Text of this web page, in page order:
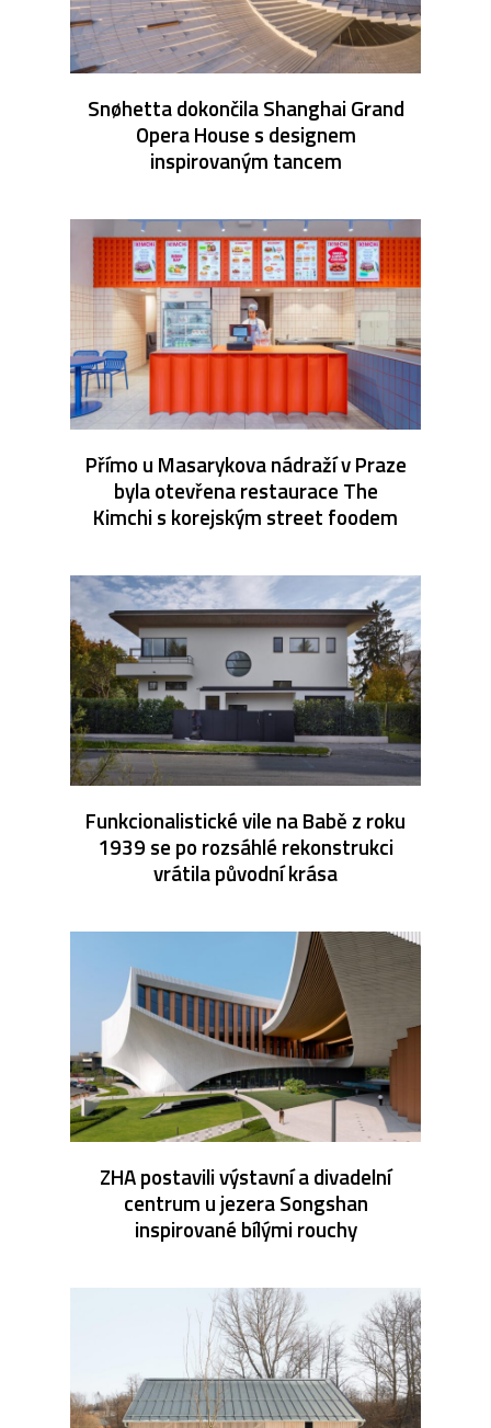
Snøhetta dokončila Shanghai Grand
Opera House s designem
inspirovaným tancem
Přímo u Masarykova nádraží v Praze
byla otevřena restaurace The
Kimchi s korejským street foodem
Funkcionalistické vile na Babě z roku
1939 se po rozsáhlé rekonstrukci
vrátila původní krása
ZHA postavili výstavní a divadelní
centrum u jezera Songshan
inspirované bílými rouchy